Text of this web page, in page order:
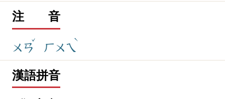
注 音
ㄨㄢ
ˇ
ㄏㄨㄟ
ˋ
漢語拼音